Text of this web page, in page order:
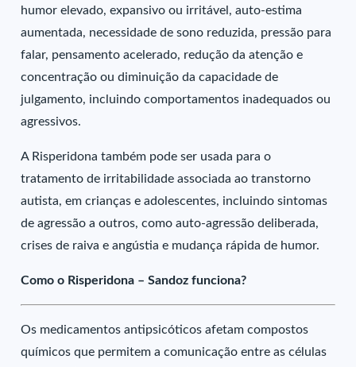
humor elevado, expansivo ou irritável, auto-estima
aumentada, necessidade de sono reduzida, pressão para
falar, pensamento acelerado, redução da atenção e
concentração ou diminuição da capacidade de
julgamento, incluindo comportamentos inadequados ou
agressivos.
A Risperidona também pode ser usada para o
tratamento de irritabilidade associada ao transtorno
autista, em crianças e adolescentes, incluindo sintomas
de agressão a outros, como auto-agressão deliberada,
crises de raiva e angústia e mudança rápida de humor.
Como o Risperidona – Sandoz funciona?
Os medicamentos antipsicóticos afetam compostos
químicos que permitem a comunicação entre as células